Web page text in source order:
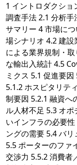
1 イントロダクショ
調査手法 2.1 分析
サマリー 4 市場に
場シナリオ 4.2 建
による業界規制・
な輸出入統計 4.5
ミクス 5.1 促進要
5.1.2 ホスピタリテ
制要因 5.2.1 融資へ
ル人材不足 5.3 オ
いインフラの必要
ングの需要 5.4 バ
5.5 ポーターのファ
交渉力 5.5.2 消費者